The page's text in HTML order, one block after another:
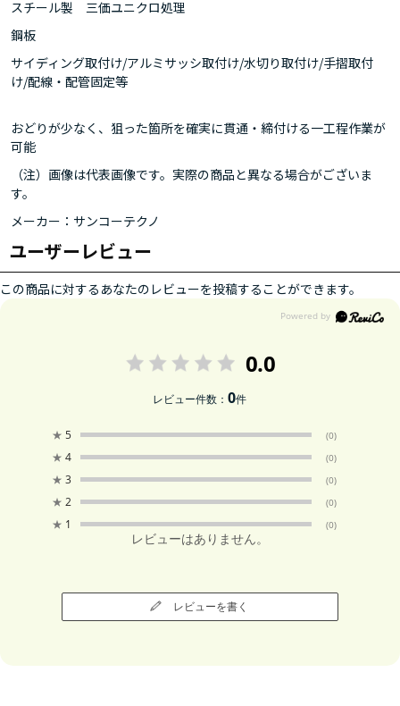
スチール製 三価ユニクロ処理
鋼板
サイディング取付け/アルミサッシ取付け/水切り取付け/手摺取付
け/配線・配管固定等
おどりが少なく、狙った箇所を確実に貫通・締付ける一工程作業が
可能
（注）画像は代表画像です。実際の商品と異なる場合がございま
す。
メーカー：サンコーテクノ
ユーザーレビュー
この商品に対するあなたのレビューを投稿することができます。
0.0
レビュー件数：0件
★ 5 (0)
★ 4 (0)
★ 3 (0)
★ 2 (0)
★ 1 (0)
レビューはありません。
レビューを書く